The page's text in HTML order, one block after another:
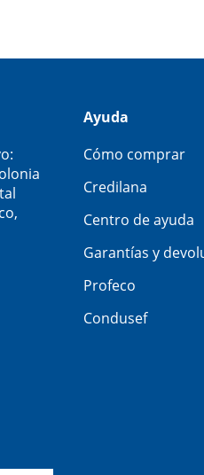
Ayuda
Cómo comprar
Credilana
Centro de ayuda
Garantías y
Profeco
Condusef